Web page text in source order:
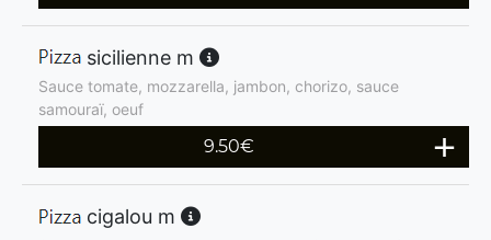
sicilienne m
Sauce tomate, mozzarella, jambon, chorizo, sauce
samouraï, oeuf
9.50€
cigalou m